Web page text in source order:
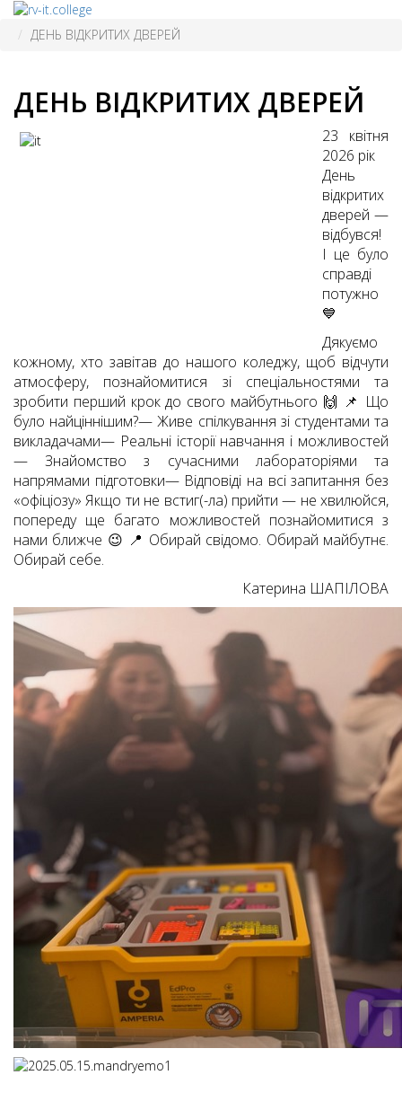
ДЕНЬ ВІДКРИТИХ ДВЕРЕЙ
ДЕНЬ ВІДКРИТИХ ДВЕРЕЙ
23 квітня
2026 рік
День
відкритих
дверей —
відбувся!
І це було
справді
потужно
💙
Дякуємо
кожному, хто завітав до нашого коледжу, щоб відчути
атмосферу, познайомитися зі спеціальностями та
зробити перший крок до свого майбутнього 🙌 📌 Що
було найціннішим?— Живе спілкування зі студентами та
викладачами— Реальні історії навчання і можливостей
— Знайомство з сучасними лабораторіями та
напрямами підготовки— Відповіді на всі запитання без
«офіціозу» Якщо ти не встиг(-ла) прийти — не хвилюйся,
попереду ще багато можливостей познайомитися з
нами ближче 😉 📍 Обирай свідомо. Обирай майбутнє.
Обирай себе.
Катерина ШАПІЛОВА